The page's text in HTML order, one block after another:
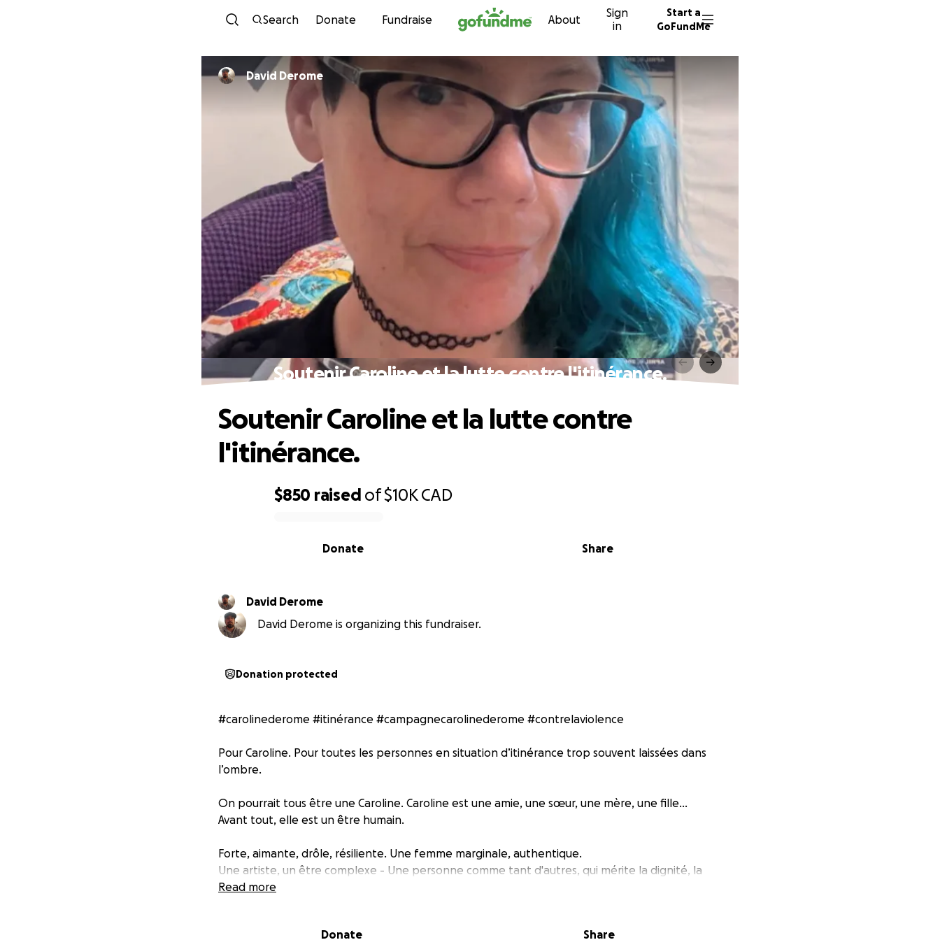
Skip to content
Search Donate Fundraise About
Sign
in
Start a
GoFundMe
David Derome
Soutenir Caroline et la lutte contre l'itinérance.
$850 raised of$10K CAD
Share
Donate
Soutenir Caroline et la lutte contre
l'itinérance.
David Derome
David Derome is organizing this fundraiser.
Donation protected
#carolinederome #itinérance #campagnecarolinederome #contrelaviolence
Pour Caroline. Pour toutes les personnes en situation d’itinérance trop souvent laissées dans
l’ombre.
On pourrait tous être une Caroline. Caroline est une amie, une sœur, une mère, une fille…
Avant tout, elle est un être humain.
Forte, aimante, drôle, résiliente. Une femme marginale, authentique.
Une artiste, un être complexe - Une personne comme tant d'autres, qui mérite la dignité, la
sécurité et la compassion.
série de circonstances qui auraient pu arriver à n’importe qui. Et récemment, dans un moment
Read more
Donate Share